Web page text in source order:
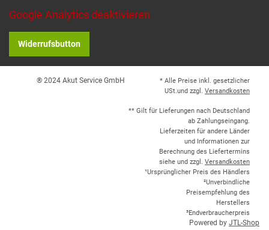
Google Analytics deaktivieren
Widerrufsbutton
® 2024 Akut Service GmbH
* Alle Preise inkl. gesetzlicher
USt.und zzgl. Versandkosten
** Gilt für Lieferungen nach Deutschland
ab Zahlungseingang.
Lieferzeiten für andere Länder
und Informationen zur
Berechnung des Liefertermins
siehe und zzgl. Versandkosten
¹Ursprünglicher Preis des Händlers
²Unverbindliche
Preisempfehlung des
Herstellers
³Endverbraucherpreis
Powered by JTL-Shop